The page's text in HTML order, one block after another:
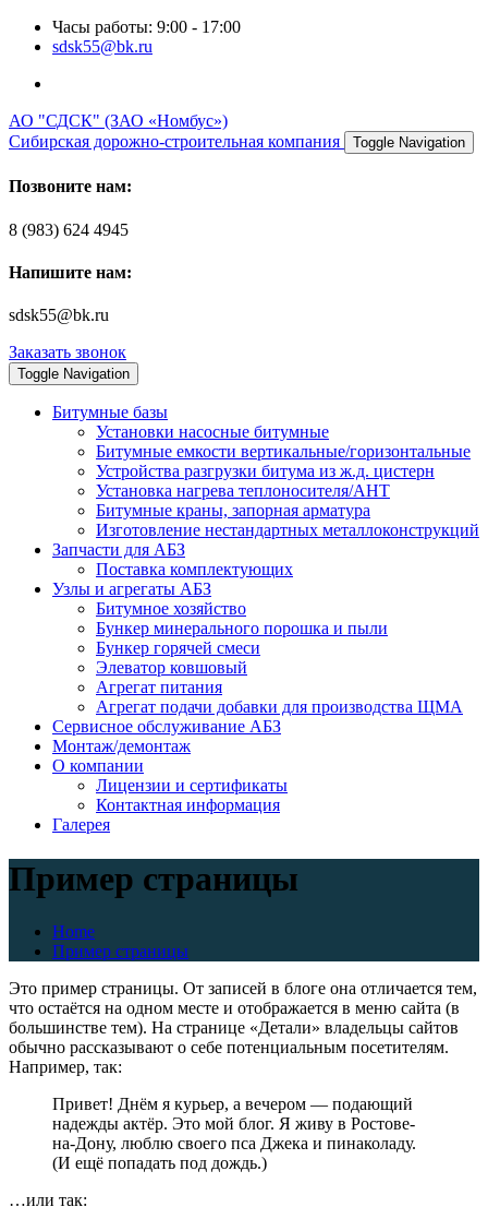
Часы работы: 9:00 - 17:00
sdsk55@bk.ru
АО "СДСК" (ЗАО «Номбус»)
Сибирская дорожно-строительная компания
Toggle Navigation
Позвоните нам:
8 (983) 624 4945
Напишите нам:
sdsk55@bk.ru
Заказать звонок
Toggle Navigation
Битумные базы
Установки насосные битумные
Битумные емкости вертикальные/горизонтальные
Устройства разгрузки битума из ж.д. цистерн
Установка нагрева теплоносителя/АНТ
Битумные краны, запорная арматура
Изготовление нестандартных металлоконструкций
Запчасти для АБЗ
Поставка комплектующих
Узлы и агрегаты АБЗ
Битумное хозяйство
Бункер минерального порошка и пыли
Бункер горячей смеси
Элеватор ковшовый
Агрегат питания
Агрегат подачи добавки для производства ЩМА
Сервисное обслуживание АБЗ
Монтаж/демонтаж
О компании
Лицензии и сертификаты
Контактная информация
Галерея
Пример страницы
Home
Пример страницы
Это пример страницы. От записей в блоге она отличается тем,
что остаётся на одном месте и отображается в меню сайта (в
большинстве тем). На странице «Детали» владельцы сайтов
обычно рассказывают о себе потенциальным посетителям.
Например, так:
Привет! Днём я курьер, а вечером — подающий
надежды актёр. Это мой блог. Я живу в Ростове-
на-Дону, люблю своего пса Джека и пинаколаду.
(И ещё попадать под дождь.)
…или так: